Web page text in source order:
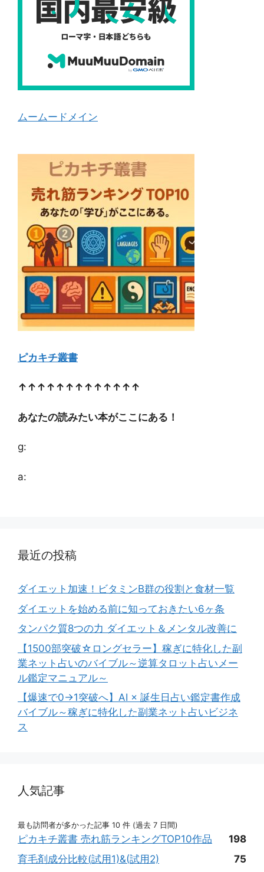
ムームードメイン
ピカキチ叢書
↑↑↑↑↑↑↑↑↑↑↑↑↑
あなたの読みたい本がここにある！
g:
a:
最近の投稿
ダイエット加速！ビタミンB群の役割と食材一覧
ダイエットを始める前に知っておきたい6ヶ条
タンパク質8つの力 ダイエット＆メンタル改善に
【1500部突破☆ロングセラー】稼ぎに特化した副
業ネット占いのバイブル～逆算タロット占いメー
ル鑑定マニュアル～
【爆速で0→1突破へ】AI × 誕生日占い鑑定書作成
バイブル～稼ぎに特化した副業ネット占いビジネ
ス
人気記事
最も訪問者が多かった記事 10 件 (過去 7 日間)
ピカキチ叢書 売れ筋ランキングTOP10作品
198
育毛剤成分比較(試用1)&(試用2)
75